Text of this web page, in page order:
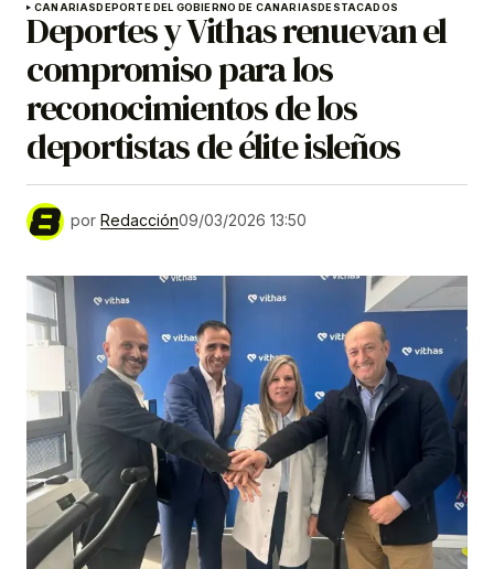
CANARIAS DEPORTE DEL GOBIERNO DE CANARIAS DESTACADOS
Deportes y Vithas renuevan el
compromiso para los
reconocimientos de los
deportistas de élite isleños
por Redacción09/03/2026 13:50